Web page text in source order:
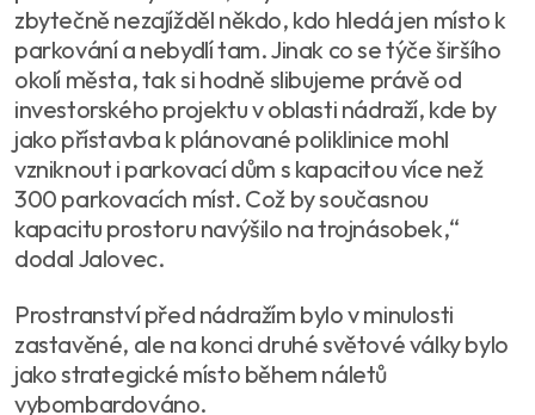
zbytečně nezajížděl někdo, kdo hledá jen místo k
parkování a nebydlí tam. Jinak co se týče širšího
okolí města, tak si hodně slibujeme právě od
investorského projektu v oblasti nádraží, kde by
jako přístavba k plánované poliklinice mohl
vzniknout i parkovací dům s kapacitou více než
300 parkovacích míst. Což by současnou
kapacitu prostoru navýšilo na trojnásobek,“
dodal Jalovec.
Prostranství před nádražím bylo v minulosti
zastavěné, ale na konci druhé světové války bylo
jako strategické místo během náletů
vybombardováno.